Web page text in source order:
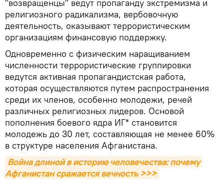
"возвращенцы" ведут пропаганду экстремизма и
религиозного радикализма, вербовочную
деятельность, оказывают террористическим
организациям финансовую поддержку.
Одновременно с физическим наращиванием
численности террористические группировки
ведутся активная пропагандистская работа,
которая осуществляются путем распространения
среди их членов, особенно молодежи, речей
различных религиозных лидеров. Основой
пополнения боевого ядра ИГ* становится
молодежь до 30 лет, составляющая не менее 60%
в структуре населения Афганистана.
Война длиной в историю человечества: почему
Афганистан сражается вечность >>>